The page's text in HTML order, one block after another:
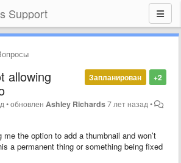
Support
+2
Запланирован
allowing
•обновленAshley Richards7 лет назад•
the option to add a thumbnail and won’t
a permanent thing or something being fixed